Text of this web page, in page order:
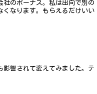
社のボーナス。私は出向で別の
くなります。もらえるだけいい
影響されて変えてみました。テ